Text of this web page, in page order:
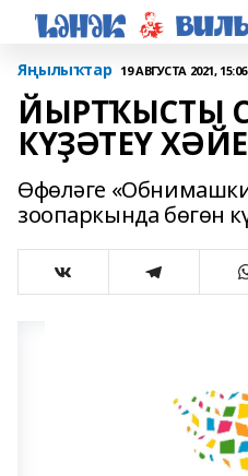
Яңылыҡтар 19 АВГУСТА 2021, 15:06
ЙЫРТҠЫСТЫ
КҮҘӘТЕҮ
Өфөләге
зоопаркында бөгөн